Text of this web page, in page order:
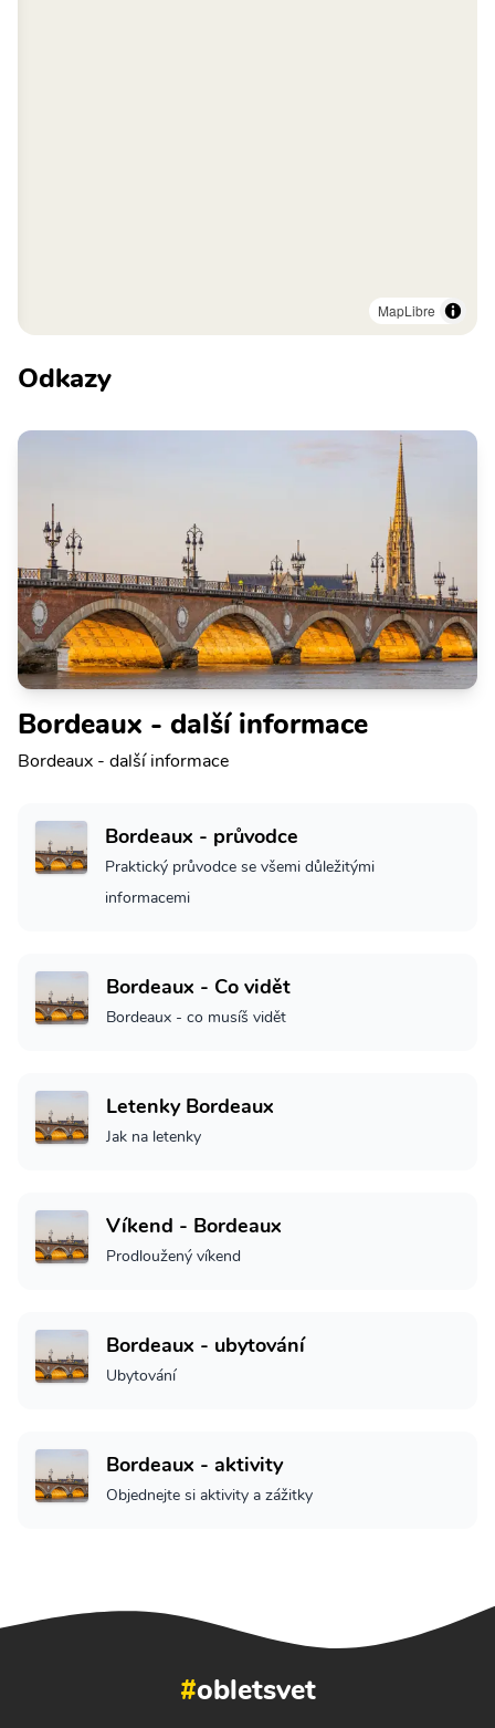
MapLibre
Odkazy
Bordeaux - další informace
Bordeaux - další informace
Bordeaux - průvodce
Praktický průvodce se všemi důležitými
informacemi
Bordeaux - Co vidět
Bordeaux - co musíš vidět
Letenky Bordeaux
Jak na letenky
Víkend - Bordeaux
Prodloužený víkend
Bordeaux - ubytování
Ubytování
Bordeaux - aktivity
Objednejte si aktivity a zážitky
#obletsvet